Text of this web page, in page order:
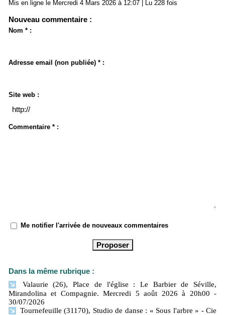
Mis en ligne le Mercredi 4 Mars 2026 à 12:07 | Lu 228 fois
Nouveau commentaire :
Nom * :
Adresse email (non publiée) * :
Site web :
Commentaire * :
Me notifier l'arrivée de nouveaux commentaires
Dans la même rubrique :
Valaurie (26), Place de l'église : Le Barbier de Séville,
Mirandolina et Compagnie. Mercredi 5 août 2026 à 20h00 -
30/07/2026
Tournefeuille (31170), Studio de danse : « Sous l'arbre » - Cie